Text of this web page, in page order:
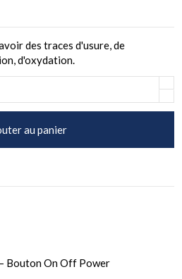
des traces d'usure, de
d'oxydation.
au panier
Bouton On Off Power